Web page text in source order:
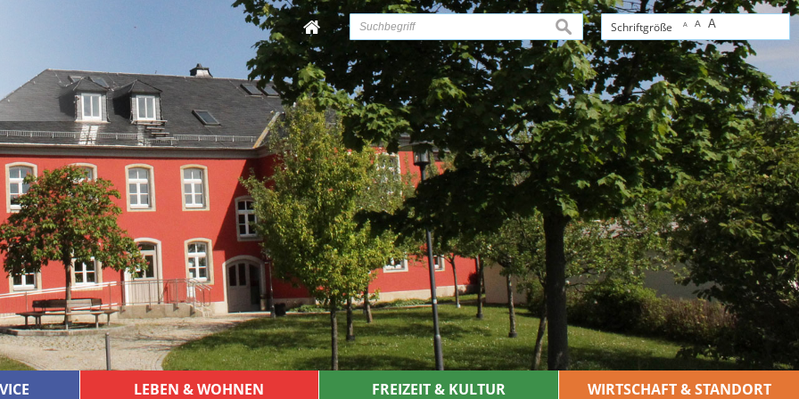
Schriftgröße A A A
suchen
LEBEN & WOHNEN FREIZEIT & KULTUR WIRTSCHAFT & STANDORT